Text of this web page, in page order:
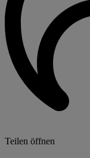
Teilen öffnen